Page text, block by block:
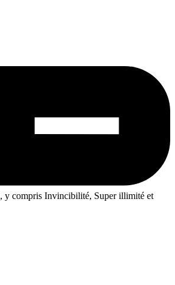
, y compris Invincibilité, Super illimité et